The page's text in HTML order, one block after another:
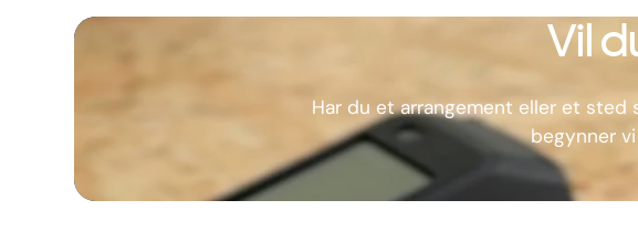
Vil
Har du et arrangement eller et sted
begynner